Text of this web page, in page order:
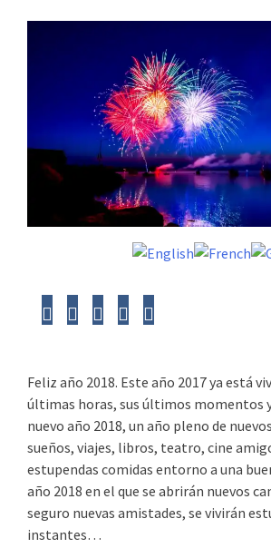
Feliz año 2018. Este año 2017 ya está
últimas horas, sus últimos momentos
nuevo año 2018, un año pleno de
sueños, viajes, libros, teatro, cine
estupendas comidas entorno a una
año 2018 en el que se abrirán nuevos
seguro nuevas amistades, se vivirán
instantes…